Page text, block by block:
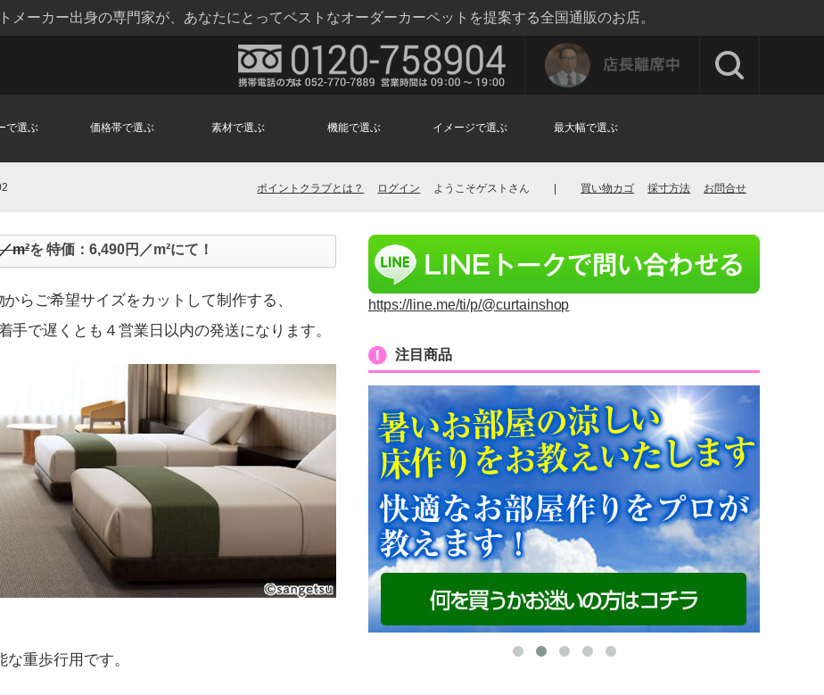
メーカー出身の専門家が、あなたにとってベストなオーダーカーペットを提案する全国通販のお店。
で選ぶ 価格帯で選ぶ 素材で選ぶ 機能で選ぶ イメージで選ぶ 最大幅で選ぶ
ポイントクラブとは？ ログイン ようこそゲストさん 買い物カゴ 採寸方法 お問合せ
m²を 特価：6,490円／m²にて！
らご希望サイズをカットして制作する、
で遅くとも４営業日以内の発送になります。
重歩行用です。
https://line.me/ti/p/@curtainshop
注目商品